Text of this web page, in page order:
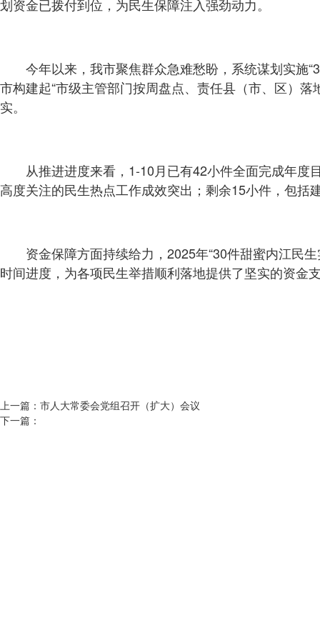
划资金已拨付到位，为民生保障注入强劲动力。
今年以来，我市聚焦群众急难愁盼，系统谋划实施
市构建起“市级主管部门按周盘点、责任县（市、区）
实。
从推进进度来看，1-10月已有42小件全面完成年
高度关注的民生热点工作成效突出；剩余15小件，包
资金保障方面持续给力，2025年“30件甜蜜内江民
时间进度，为各项民生举措顺利落地提供了坚实的资金
上一篇： 市人大常委会党组召开（扩大）会议
下一篇：